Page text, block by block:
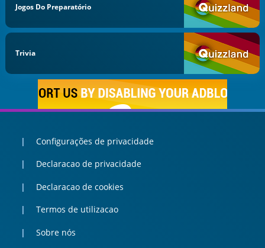
Jogos Do Preparatório
Trivia
Configurações de privacidade
Declaracao de privacidade
Declaracao de cookies
Termos de utilizacao
Sobre nós